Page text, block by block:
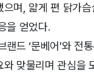
며, 얇게 편 닭가
을 얻었다.
드 ‘문베어’와 전
맞물리며 관심을